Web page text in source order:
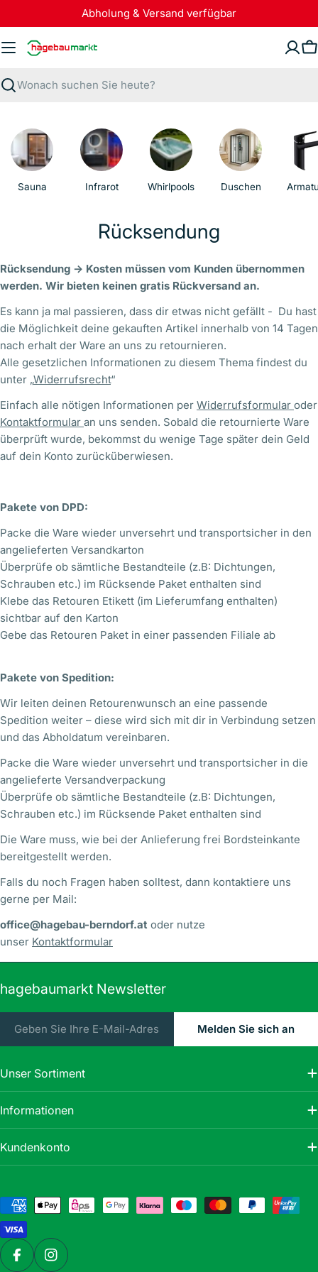
Inhalt
springen
Abholung & Versand verfügbar
Suchen
Sauna Infrarot Whirlpools Duschen
Rücksendung
Rücksendung -> Kosten müssen vom Kunden übernommen
werden. Wir bieten keinen gratis Rückversand an.
Es kann ja mal passieren, dass dir etwas nicht gefällt - Du hast
die Möglichkeit deine gekauften Artikel innerhalb von 14 Tagen
nach erhalt der Ware an uns zu retournieren.
Alle gesetzlichen Informationen zu diesem Thema findest du
unter „Widerrufsrecht“
Einfach alle nötigen Informationen per Widerrufsformular oder
Kontaktformular an uns senden. Sobald die retournierte Ware
überprüft wurde, bekommst du wenige Tage später dein Geld
auf dein Konto zurücküberwiesen.
Pakete von DPD:
Packe die Ware wieder unversehrt und transportsicher in den
angelieferten Versandkarton
Überprüfe ob sämtliche Bestandteile (z.B: Dichtungen,
Schrauben etc.) im Rücksende Paket enthalten sind
Klebe das Retouren Etikett (im Lieferumfang enthalten)
sichtbar auf den Karton
Gebe das Retouren Paket in einer passenden Filiale ab
Pakete von Spedition:
Wir leiten deinen Retourenwunsch an eine passende
Spedition weiter – diese wird sich mit dir in Verbindung setzen
und das Abholdatum vereinbaren.
Packe die Ware wieder unversehrt und transportsicher in die
angelieferte Versandverpackung
Überprüfe ob sämtliche Bestandteile (z.B: Dichtungen,
Schrauben etc.) im Rücksende Paket enthalten sind
Die Ware muss, wie bei der Anlieferung frei Bordsteinkante
bereitgestellt werden.
Falls du noch Fragen haben solltest, dann kontaktiere uns
gerne per Mail:
office@hagebau-berndorf.at oder nutze
unser Kontaktformular
hagebaumarkt Newsletter
Mail
Melden Sie sich an
Unser Sortiment
Informationen
Kundenkonto
Zahlungsmethoden
FacebookInstagram